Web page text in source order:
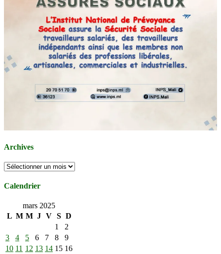
Archives
Archives
Calendrier
mars 2025
L M M J V S D
1
2
3
4 5 6 7 8
9
10 11 12 13 14 15 16